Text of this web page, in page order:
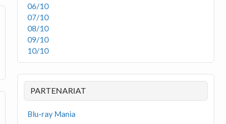
06/10
07/10
08/10
09/10
10/10
PARTENARIAT
Blu-ray Mania